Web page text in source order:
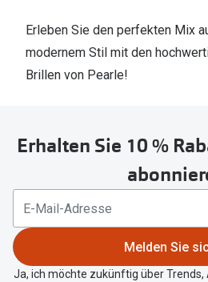
Erleben Sie den perfekten Mix
modernem Stil mit den
Brillen von Pearle!
Erhalten Sie 10 %
Melden Sie
Ja, ich möchte zukünftig über Trends,